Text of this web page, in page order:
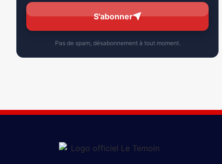
S'abonner
Pas de spam, désabonnement à tout moment.